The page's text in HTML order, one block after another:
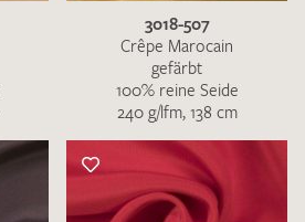
3018-507
Crêpe Marocain
gefärbt
100% reine Seide
240 g/lfm, 138 cm